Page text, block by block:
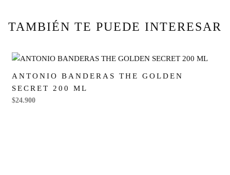
TAMBIÉN TE PUEDE INTERESAR
ANTONIO BANDERAS THE GOLDEN
SECRET 200 ML
$24.900